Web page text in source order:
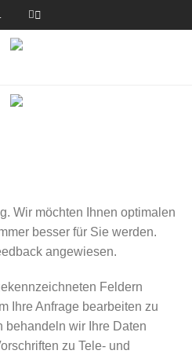
KG
Wir möchten Ihnen optimalen
besser für Sie werden.
angewiesen.
Feldern
Ihre Anfrage bearbeiten zu
behandeln wir Ihre Daten
zu Tele- und